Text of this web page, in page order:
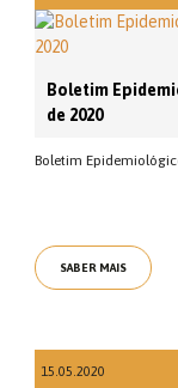
Boletim
de 2020
Boletim
SABER MAIS
15.05.2020